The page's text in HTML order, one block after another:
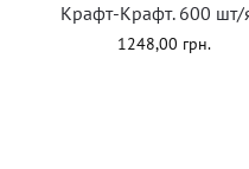
Крафт-Крафт. 600
1248,00 грн.